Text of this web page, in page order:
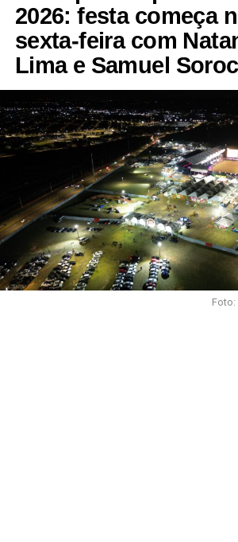
2026: festa começa
sexta-feira com
Lima e Samuel
Foto: